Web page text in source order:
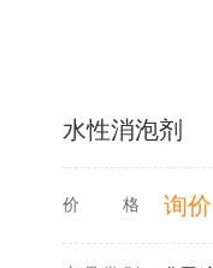
水性消泡剂
价格 询价